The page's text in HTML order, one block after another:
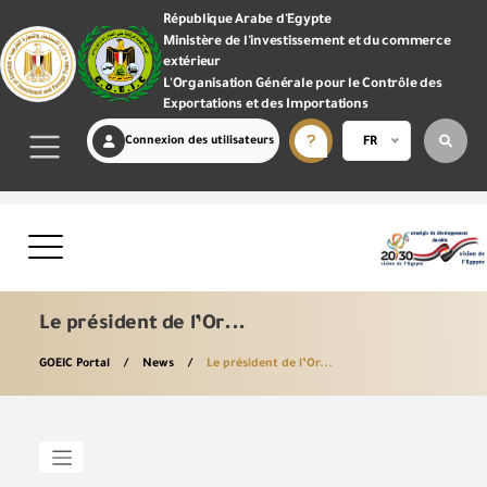
République Arabe d'Egypte
Ministère de l'investissement et du commerce
extérieur
L'Organisation Générale pour le Contrôle des
Exportations et des Importations
Connexion des utilisateurs FR
Le président de l’Or...
GOEIC Portal News Le président de l’Or...